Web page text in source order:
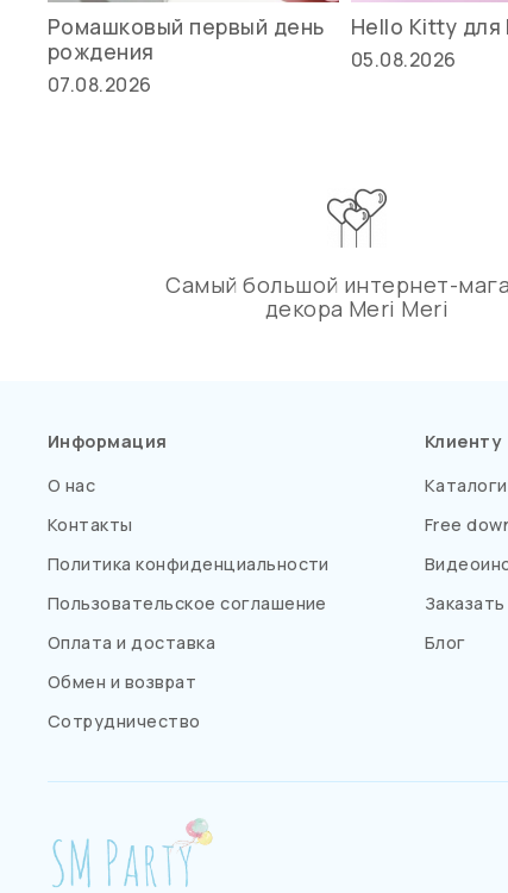
Ромашковый первый день
рождения
07.08.2026
Hello Kitty для
05.08.2026
Самый большой интернет-
декора Meri Meri
Информация
О нас
Контакты
Политика конфиденциальности
Пользовательское соглашение
Оплата и доставка
Обмен и возврат
Сотрудничество
Клиенту
Каталоги
Free
Блог